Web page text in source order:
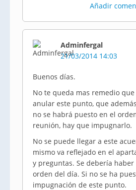
Añadir
Adminfergal
21/03/2014 14:03
Buenos días.
No te queda mas remedio
anular este punto, que
no se habrá puesto en el
reunión, hay que impugnarlo.
No se puede llegar a este
mismo va reflejado en el
y preguntas. Se debería
orden del día. Si no se ha
impugnación de este punto.